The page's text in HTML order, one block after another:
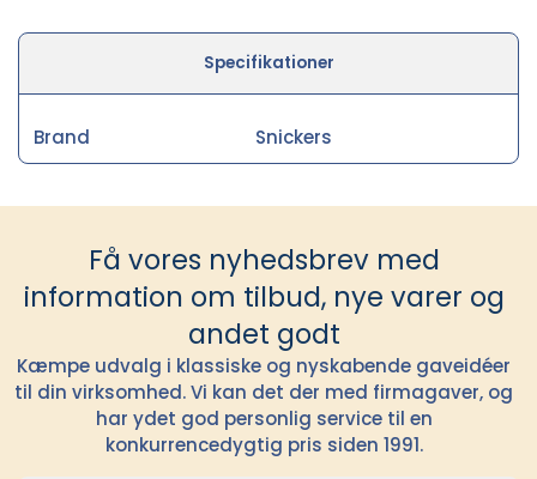
Specifikationer
Brand Snickers
Få vores nyhedsbrev med
information om tilbud, nye varer og
andet godt
Kæmpe udvalg i klassiske og nyskabende gaveidéer
til din virksomhed. Vi kan det der med firmagaver, og
har ydet god personlig service til en
konkurrencedygtig pris siden 1991.